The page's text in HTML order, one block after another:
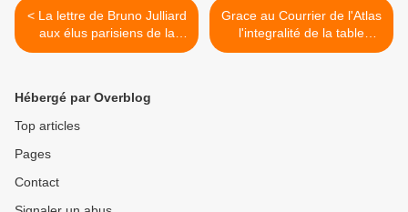
< La lettre de Bruno Julliard
aux élus parisiens de la
majorité
Grace au Courrier de l'Atlas
l'integralité de la table
ronde Maurice Audin, à la
Hébergé par Overblog
Top articles
Pages
Contact